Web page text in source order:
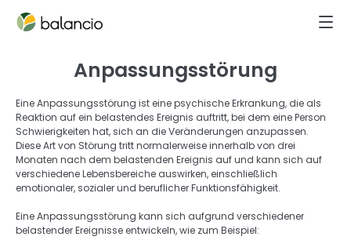
Anpassungsstörung
Eine Anpassungsstörung ist eine psychische Erkrankung, die als
Reaktion auf ein belastendes Ereignis auftritt, bei dem eine Person
Schwierigkeiten hat, sich an die Veränderungen anzupassen.
Diese Art von Störung tritt normalerweise innerhalb von drei
Monaten nach dem belastenden Ereignis auf und kann sich auf
verschiedene Lebensbereiche auswirken, einschließlich
emotionaler, sozialer und beruflicher Funktionsfähigkeit.
Eine Anpassungsstörung kann sich aufgrund verschiedener
belastender Ereignisse entwickeln, wie zum Beispiel: